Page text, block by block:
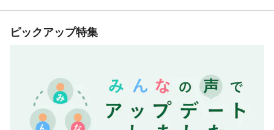
ピックアップ特集